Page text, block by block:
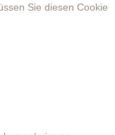
Sie diesen Cookie